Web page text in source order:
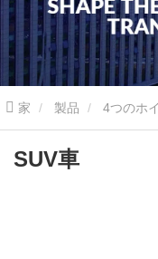
家 製品 4つのホ
SUV車